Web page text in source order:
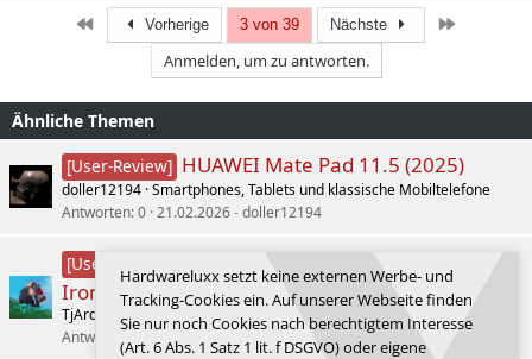
Erste Vorherige 3 von 39 Nächste
Anmelden, um zu antworten.
Ähnliche Themen
[User-Review] HUAWEI Mate Pad 11.5 (2025)
doller12194 Smartphones, Tablets und klassische Mobiltelefone
Antworten 0 21.02.2026 doller12194
[User-Review]
IronWolf 4TB im Hardwareluxx Lesertest
TjArden
(Home-) Server/Workstation Forum
Antworten
28.07.2026 Ceiber3
Hardwareluxx setzt keine externen Werbe- und
Tracking-Cookies ein. Auf unserer Webseite finden
Sie nur noch Cookies nach berechtigtem Interesse
(Art. 6 Abs. 1 Satz 1 lit. f DSGVO) oder eigene